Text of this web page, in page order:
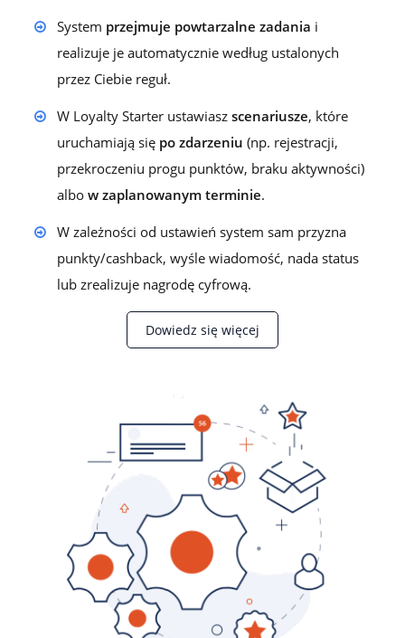
System przejmuje powtarzalne zadania i
realizuje je automatycznie według ustalonych
przez Ciebie reguł.
W Loyalty Starter ustawiasz scenariusze, które
uruchamiają się po zdarzeniu (np. rejestracji,
przekroczeniu progu punktów, braku aktywności)
albo w zaplanowanym terminie.
W zależności od ustawień system sam przyzna
punkty/cashback, wyśle wiadomość, nada status
lub zrealizuje nagrodę cyfrową.
Dowiedz się więcej